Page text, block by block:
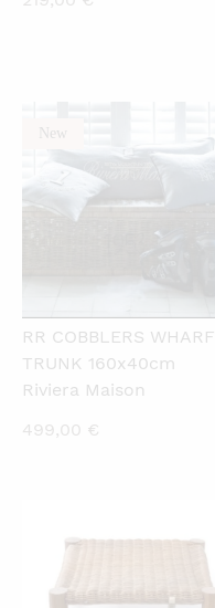
New
RR COBBLERS WHARF
TRUNK 160x40cm
Riviera Maison
499,00 €